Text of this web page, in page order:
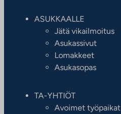
ASUKKAALLE
Jätä vikailmoitus
Asukassivut
Lomakkeet
Asukasopas
TA-YHTIÖT
Avoimet työpaikat